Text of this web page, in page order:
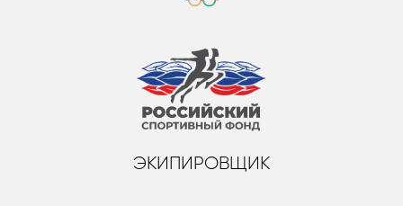
ЭКИПИРОВЩИК